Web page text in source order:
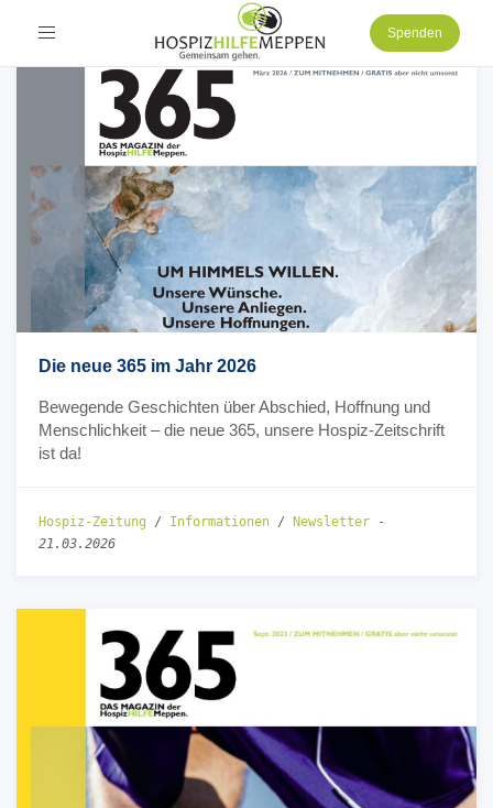
Toggle
Spenden
Die neue 365 im Jahr 2026
Bewegende Geschichten über Abschied, Hoffnung und
Menschlichkeit – die neue 365, unsere Hospiz-Zeitschrift
ist da!
Hospiz-Zeitung / Informationen / Newsletter -
21.03.2026